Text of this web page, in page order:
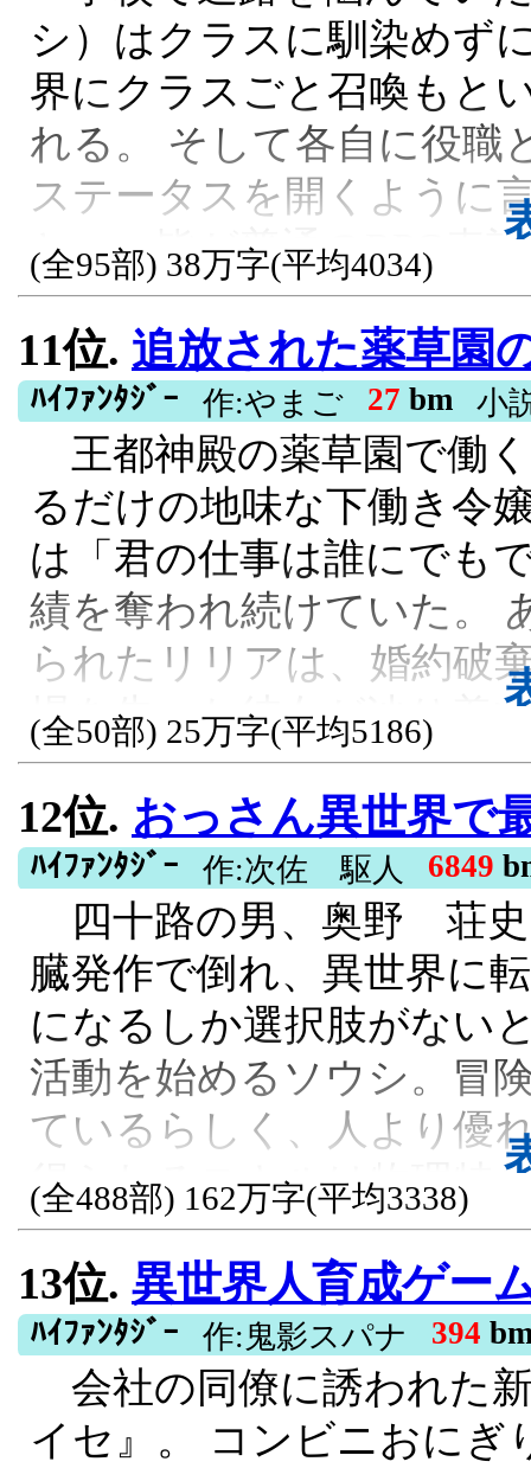
異世界転生, 男主人公, 西洋, ハーレ
なる物語！ 毎日19時に投
R15, 残酷な描写あり, 異世界転生,
シ）はクラスに馴染めず
界にクラスごと召喚もと
れる。 そして各自に役職
ステータスを開くように
と……皆が普通のRPG表
いにレベル形式だし、技
異世界生活だが、皆が戦
モンスター育成ゲーな
異能はファーマー……そ
R15, 残酷な描写あり, 異世界転移,
(全95部) 38万字(平均4034)
11位. 追放された薬草園の下働き令嬢、香りを整えるだけの役立たずと言わ
ﾊｲﾌｧﾝﾀｼﾞｰ 作:やまご 27 bm 小
王都神殿の薬草園で働
るだけの地味な下働き令
は「君の仕事は誰にでも
績を奪われ続けていた。
られたリリアは、婚約破
場を失った彼女が辿り着
古城だった。 悪夢に苦し
ない孤児たち。 リリアは
湯を沸かし、香りを整え
城の呪いはほどけ、薬草
める。 一方、リリアを追
り、薬が効かず、隠して
く。 これは、役立たずと
居場所を得るまでの物語
AI直接使用, 異世界転移, HJ大賞7,
(全50部) 25万字(平均5186)
12位. おっさん異世界で最
ﾊｲﾌｧﾝﾀｼﾞｰ 作:次佐 駆人 6849
四十路の男、奥野 荘
臓発作で倒れ、異世界に
になるしか選択肢がない
活動を始めるソウシ。冒
ているらしく、人より優
得られるスキルは物理特
ーティを組むも、なぜ
【この小説について】一
が冒険者としてゲーム的
しても若返りませんが、
れません。展開はゆった
(全488部) 162万字(平均3338)
13位. 異世界人育成ゲー
ﾊｲﾌｧﾝﾀｼﾞｰ 作:鬼影スパナ 394
会社の同僚に誘われた
イセ』。 コンビニおにぎ